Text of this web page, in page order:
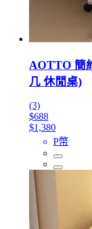
AOTTO 簡
几 休閒桌)
(3)
$688
$1,380
P幣